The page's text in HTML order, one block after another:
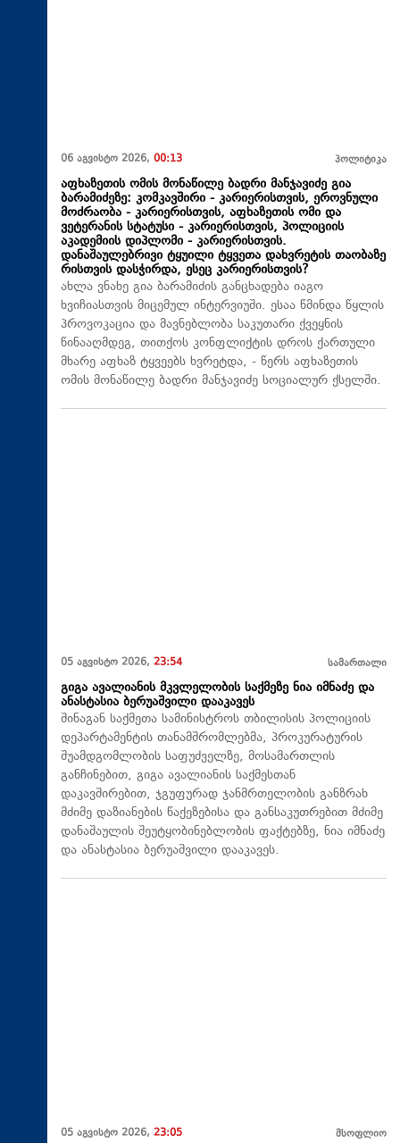
06 აგვისტო 2026, 00:13 პოლიტიკა
აფხაზეთის ომის მონაწილე ბადრი მანჯავიძე გია
ბარამიძეზე: კომკავშირი - კარიერისთვის, ეროვნული
მოძრაობა - კარიერისთვის, აფხაზეთის ომი და
ვეტერანის სტატუსი - კარიერისთვის, პოლიციის
აკადემიის დიპლომი - კარიერისთვის.
დანაშაულებრივი ტყუილი ტყვეთა დახვრეტის თაობაზე
რისთვის დასჭირდა, ესეც კარიერისთვის?
ახლა ვნახე გია ბარამიძის განცხადება იაგო
ხვიჩიასთვის მიცემულ ინტერვიუში. ესაა წმინდა წყლის
პროვოკაცია და მავნებლობა საკუთარი ქვეყნის
წინააღმდეგ, თითქოს კონფლიქტის დროს ქართული
მხარე აფხაზ ტყვეებს ხვრეტდა, - წერს აფხაზეთის
ომის მონაწილე ბადრი მანჯავიძე სოციალურ ქსელში.
05 აგვისტო 2026, 23:54 სამართალი
გიგა ავალიანის მკვლელობის საქმეზე ნია იმნაძე და
ანასტასია ბერუაშვილი დააკავეს
შინაგან საქმეთა სამინისტროს თბილისის პოლიციის
დეპარტამენტის თანამშრომლებმა, პროკურატურის
შუამდგომლობის საფუძველზე, მოსამართლის
განჩინებით, გიგა ავალიანის საქმესთან
დაკავშირებით, ჯგუფურად ჯანმრთელობის განზრახ
მძიმე დაზიანების წაქეზებისა და განსაკუთრებით მძიმე
დანაშაულის შეუტყობინებლობის ფაქტებზე, ნია იმნაძე
და ანასტასია ბერუაშვილი დააკავეს.
05 აგვისტო 2026, 23:05 მსოფლიო